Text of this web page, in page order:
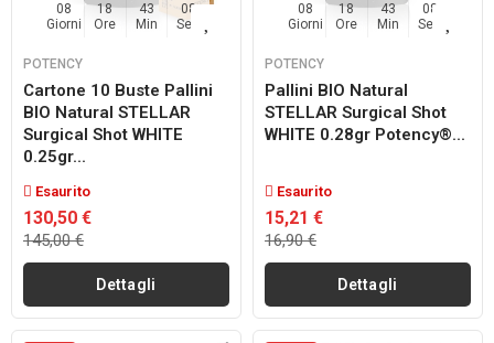
08
Giorni
18
Ore
43
Min
07
Sec
POTENCY
Cartone 10 Buste Pallini
BIO Natural STELLAR
Surgical Shot WHITE
0.25gr...
Esaurito
130,50 €
145,00 €
Dettagli
08
Giorni
18
Ore
43
Min
07
Sec
POTENCY
Pallini BIO Natural
STELLAR Surgical Shot
WHITE 0.28gr Potency®...
Esaurito
15,21 €
16,90 €
Dettagli